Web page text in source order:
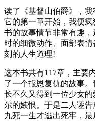
读了《基督山伯爵》，
它的第一章开始，我便
书的故事情节非常有趣
时的细微动作、面部表
刻的人生道理!
这本书共有117章，主要
了一个报恩复仇的故事
长不久又得到一位少女
尔的嫉恨。于是二人诬
九死一生才逃出死牢，最